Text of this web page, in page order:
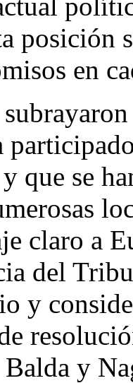
posición
en
y que se
claro a
del
y
y